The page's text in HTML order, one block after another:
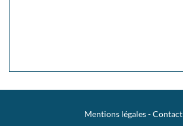
Mentions légales-Contact